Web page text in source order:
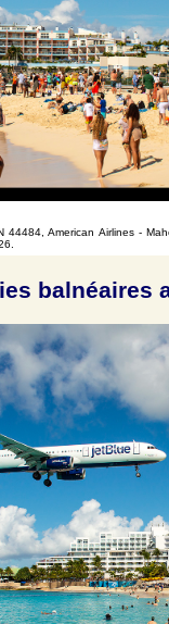
44484, American Airlines -
balnéaires